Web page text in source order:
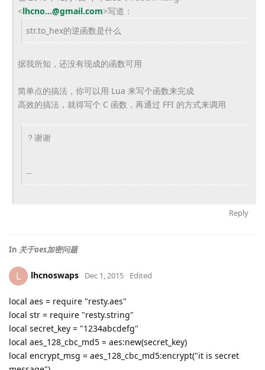
<lhcno...@gmail.com>写道：
str.to_hex的逆函数是什么
据我所知，还没有现成的函数可用
简单点的搞法，你可以用 Lua 来写个函数来完成
高效的搞法，就得写个 C 函数，再通过 FFI 的方式来调用
？谢谢
--
Reply
In 关于aes加密问题
L lhcnoswaps Dec 1, 2015 Edited
local aes = require "resty.aes"
local str = require "resty.string"
local secret_key = "1234abcdefg"
local aes_128_cbc_md5 = aes:new(secret_key)
local encrypt_msg = aes_128_cbc_md5:encrypt("it is secret